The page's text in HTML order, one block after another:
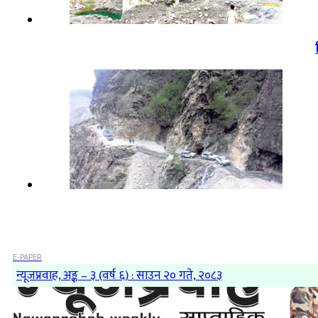
E-PAPER
न्यूजप्रवाह, अङ्क – ३ (वर्ष ६) : साउन २० गते, २०८३